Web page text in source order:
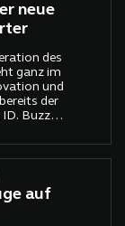
neue
des
ganz im
und
der
Buzz
auf